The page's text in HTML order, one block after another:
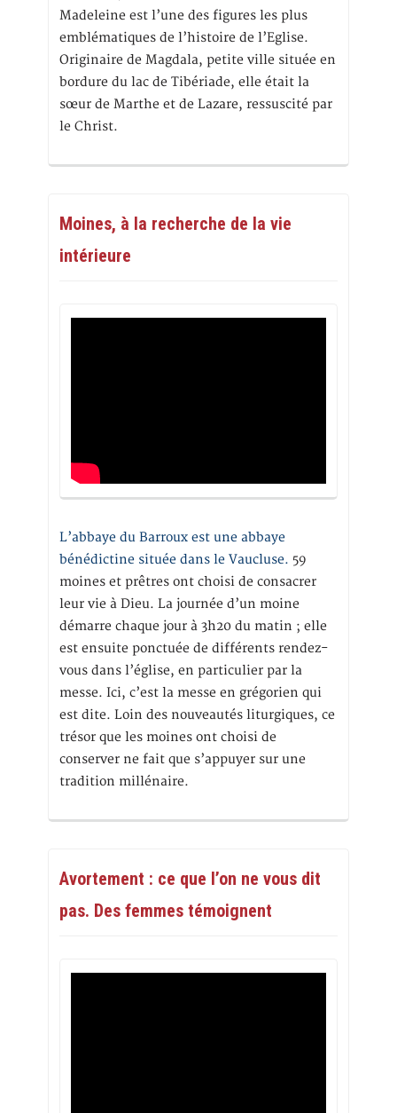
Madeleine est l’une des figures les plus
emblématiques de l’histoire de l’Eglise.
Originaire de Magdala, petite ville située en
bordure du lac de Tibériade, elle était la
sœur de Marthe et de Lazare, ressuscité par
le Christ.
Moines, à la recherche de la vie
intérieure
L’abbaye du Barroux est une abbaye
bénédictine située dans le Vaucluse. 59
moines et prêtres ont choisi de consacrer
leur vie à Dieu. La journée d’un moine
démarre chaque jour à 3h20 du matin ; elle
est ensuite ponctuée de différents rendez-
vous dans l’église, en particulier par la
messe. Ici, c’est la messe en grégorien qui
est dite. Loin des nouveautés liturgiques, ce
trésor que les moines ont choisi de
conserver ne fait que s’appuyer sur une
tradition millénaire.
Avortement : ce que l’on ne vous dit
pas. Des femmes témoignent